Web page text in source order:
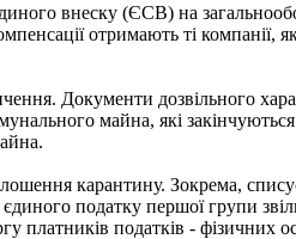
внеску (ЄСВ) на
отримають ті компанії,
Документи дозвільного
майна, які
карантину. Зокрема,
податку першої групи
платників податків - фізичних